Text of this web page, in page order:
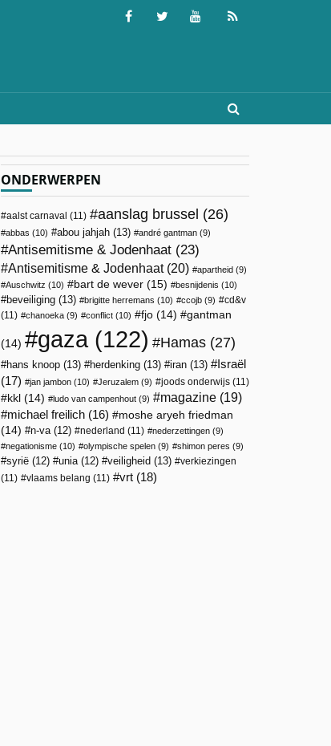
ONDERWERPEN
aalst carnaval (11) aanslag brussel (26)
abbas (10) abou jahjah (13) andré gantman (9)
Antisemitisme & Jodenhaat (23)
Antisemitisme & Jodenhaat(20) apartheid (9)
Auschwitz (10) bart de wever (15) besnijdenis (10)
beveiliging (13) brigitte herremans (10) ccojb (9)
cd&v
(11)
chanoeka (9) conflict (10) fjo (14) gantman
(14) gaza(122) Hamas (27)
hans knoop (13) herdenking (13) iran (13)
Israël
(17)
jan jambon (10) Jeruzalem (9) joods onderwijs (11)
kkl (14) ludo van campenhout (9) magazine (19)
michael freilich (16)
moshe aryeh friedman
(14)
n-va(12) nederland (11) nederzettingen (9)
negationisme (10) olympische spelen (9) shimon peres (9)
syrië (12) unia(12) veiligheid (13)
verkiezingen
(11)
vlaams belang (11) vrt (18)